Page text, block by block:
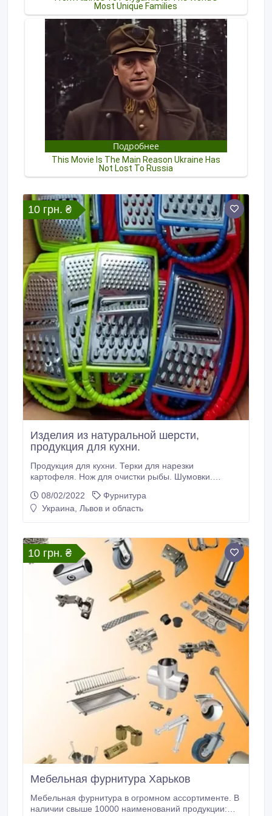
10 грн. ₴
Изделия из натуральной шерсти,
продукция для кухни.
Продукция для кухни. Терки для нарезки
картофеля. Нож для очистки рыбы. Шумовки.
Сувениры с дерева. Покрывала купить. Купить
натуральный ковер. Купить шерстяную безрукавку.
шерстяное купить.
08/02/2022
Фурнитура
Украина, Львов и область
10 грн. ₴
Мебельная фурнитура Харьков
Мебельная фурнитура в огромном ассортименте. В
наличии свыше 10000 наименований продукции: